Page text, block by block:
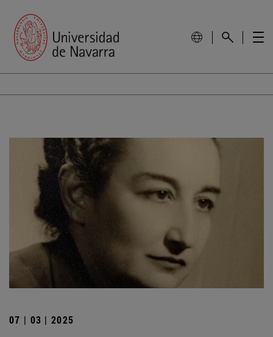
07 | 03 | 2025